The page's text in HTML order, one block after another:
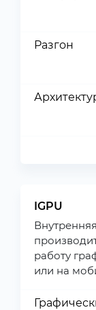
Разгон
IGPU
работу
или на